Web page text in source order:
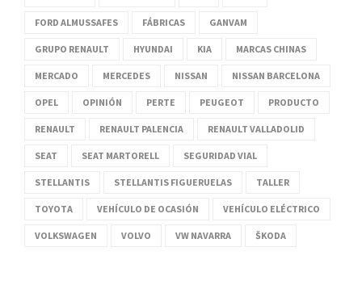
FORD ALMUSSAFES FÁBRICAS GANVAM
GRUPO RENAULT HYUNDAI KIA MARCAS CHINAS
MERCADO MERCEDES NISSAN NISSAN BARCELONA
OPEL OPINIÓN PERTE PEUGEOT PRODUCTO
RENAULT RENAULT PALENCIA RENAULT VALLADOLID
SEAT SEAT MARTORELL SEGURIDAD VIAL
STELLANTIS STELLANTIS FIGUERUELAS TALLER
TOYOTA VEHÍCULO DE OCASIÓN VEHÍCULO ELÉCTRICO
VOLKSWAGEN VOLVO VW NAVARRA ŠKODA